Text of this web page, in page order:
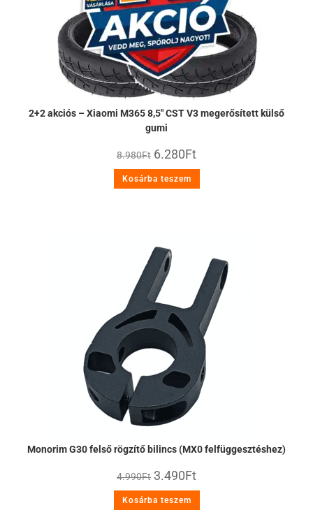
2+2 akciós – Xiaomi M365 8,5″ CST V3 megerősített külső
gumi
8.980Ft 6.280Ft
Kosárba teszem
Monorim G30 felső rögzítő bilincs (MX0 felfüggesztéshez)
4.990Ft 3.490Ft
Kosárba teszem